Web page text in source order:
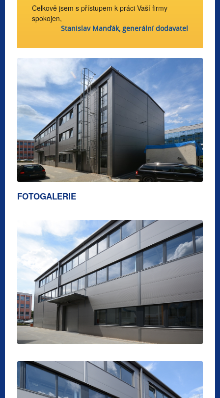
Celkově jsem s přístupem k práci Vaší firmy
spokojen,
Stanislav Manďák, generální dodavatel
FOTOGALERIE